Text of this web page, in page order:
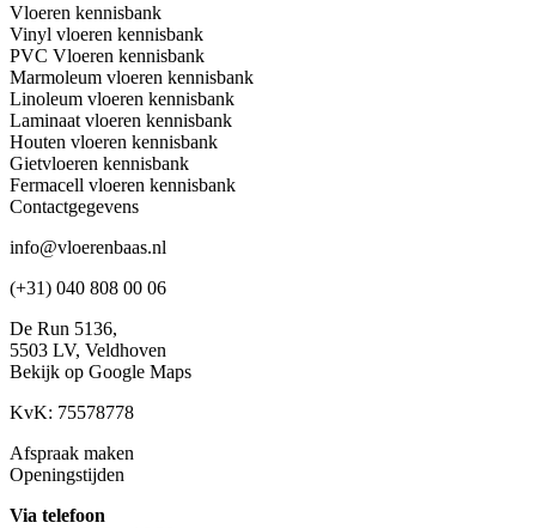
Vloeren kennisbank
Vinyl vloeren kennisbank
PVC Vloeren kennisbank
Marmoleum vloeren kennisbank
Linoleum vloeren kennisbank
Laminaat vloeren kennisbank
Houten vloeren kennisbank
Gietvloeren kennisbank
Fermacell vloeren kennisbank
Contactgegevens
info@vloerenbaas.nl
(+31) 040 808 00 06
De Run 5136,
5503 LV, Veldhoven
Bekijk op Google Maps
KvK: 75578778
Afspraak maken
Openingstijden
Via telefoon